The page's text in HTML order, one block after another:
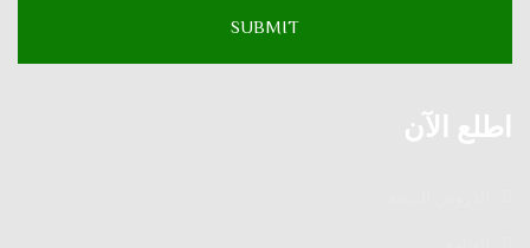
اطلع الآن